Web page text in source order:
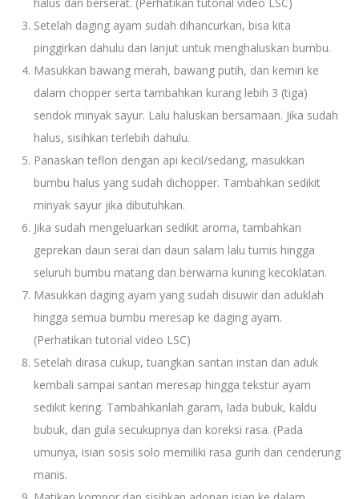
Setelah daging ayam sudah dihancurkan, bisa kita
pinggirkan dahulu dan lanjut untuk menghaluskan bumbu.
Masukkan bawang merah, bawang putih, dan kemiri ke
dalam chopper serta tambahkan kurang lebih 3 (tiga)
sendok minyak sayur. Lalu haluskan bersamaan. Jika sudah
halus, sisihkan terlebih dahulu.
Panaskan teflon dengan api kecil/sedang, masukkan
bumbu halus yang sudah dichopper. Tambahkan sedikit
minyak sayur jika dibutuhkan.
Jika sudah mengeluarkan sedikit aroma, tambahkan
geprekan daun serai dan daun salam lalu tumis hingga
seluruh bumbu matang dan berwarna kuning kecoklatan.
Masukkan daging ayam yang sudah disuwir dan aduklah
hingga semua bumbu meresap ke daging ayam.
(Perhatikan tutorial video LSC)
Setelah dirasa cukup, tuangkan santan instan dan aduk
kembali sampai santan meresap hingga tekstur ayam
sedikit kering. Tambahkanlah garam, lada bubuk, kaldu
bubuk, dan gula secukupnya dan koreksi rasa. (Pada
umunya, isian sosis solo memiliki rasa gurih dan cenderung
manis.